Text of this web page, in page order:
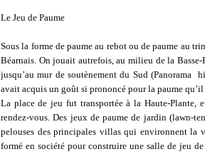
Le Jeu de Paume
Sous la forme de paume au rebot ou de paume au
Béarnais. On jouait autrefois, au milieu de la
jusqu’au mur de soutènement du Sud (Panorama
avait acquis un goût si prononcé pour la paume
La place de jeu fut transportée à la Haute-Plante,
rendez-vous. Des jeux de paume de jardin (lawn-
pelouses des principales villas qui environnent la
formé en société pour construire une salle de jeu